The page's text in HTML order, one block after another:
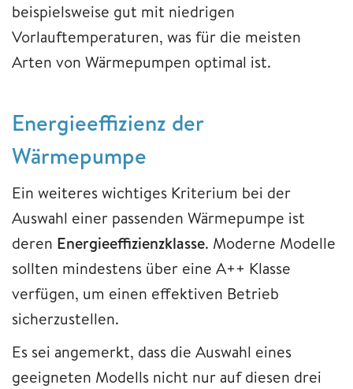
beispielsweise gut mit niedrigen
Vorlauftemperaturen, was für die meisten
Arten von Wärmepumpen optimal ist.
Energieeffizienz der
Wärmepumpe
Ein weiteres wichtiges Kriterium bei der
Auswahl einer passenden Wärmepumpe ist
deren Energieeffizienzklasse. Moderne Modelle
sollten mindestens über eine A++ Klasse
verfügen, um einen effektiven Betrieb
sicherzustellen.
Es sei angemerkt, dass die Auswahl eines
geeigneten Modells nicht nur auf diesen drei